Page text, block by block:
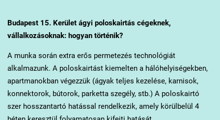
Budapest 15. Kerületágyi poloskairtás cégeknek,
vállalkozásoknak: hogyan történik?
A munka során extra erős permetezés technológiát
alkalmazunk. A poloskairtást kiemelten a hálóhelyiségekben,
apartmanokban végezzük (ágyak teljes kezelése, karnisok,
konnektorok, bútorok, parketta szegély, stb.) A poloskairtó
szer hosszantartó hatással rendelkezik, amely körülbelül 4